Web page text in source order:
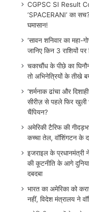
CGPSC SI Result
‘SPACERANI’ का
घमासान!
‘सावन शनिवार का महा-
जानिए किन 3 राशियों
चकाचौंध के पीछे का
तो अभिनेत्रियों के तीखे
‘शर्मनाक ढांचा और
सीरीज़ से पहले फिर खुली
चैंपियन?
अमेरिकी टैरिफ की
कच्चा तेल, वॉशिंगटन के
इजराइल के प्रधानमंत्री
की कूटनीति के आगे
दबदबा
भारत का अमेरिका को
नहीं, विदेश मंत्रालय ने